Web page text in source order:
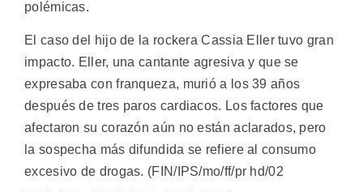
polémicas.
El caso del hijo de la rockera Cassia Eller tuvo gran
impacto. Eller, una cantante agresiva y que se
expresaba con franqueza, murió a los 39 años
después de tres paros cardiacos. Los factores que
afectaron su corazón aún no están aclarados, pero
la sospecha más difundida se refiere al consumo
excesivo de drogas. (FIN/IPS/mo/ff/pr hd/02